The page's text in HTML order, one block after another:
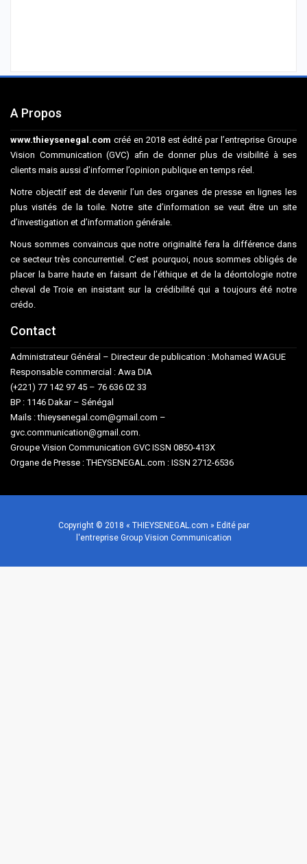
A Propos
www.thieysenegal.com créé en 2018 est édité par l’entreprise Groupe
Vision Communication (GVC) afin de donner plus de visibilité à ses
clients mais aussi d’informer l’opinion publique en temps réel.
Notre objectif est de devenir l’un des organes de presse en lignes les
plus visités de la toile. Notre site d’information se veut être un site
d’investigation et d’information générale.
Nous sommes convaincus que notre originalité fera la différence dans
ce secteur très concurrentiel. C’est pourquoi, nous sommes obligés de
placer la barre haute en faisant de l’éthique et de la déontologie notre
cheval de Troie en insistant sur la crédibilité qui a toujours été notre
crédo.
Contact
Administrateur Général – Directeur de publication : Mohamed WAGUE
Responsable commercial : Awa DIA
(+221) 77 142 97 45 – 76 636 02 33
BP : 1146 Dakar – Sénégal
Mails : thieysenegal.com@gmail.com –
gvc.communication@gmail.com.
Groupe Vision Communication GVC ISSN 0850-413X
Organe de Presse : THEYSENEGAL.com : ISSN 2712-6536
Copyright © 2018 « THIEYSENEGAL.com » Edité par
l'entreprise Group Vision Communication